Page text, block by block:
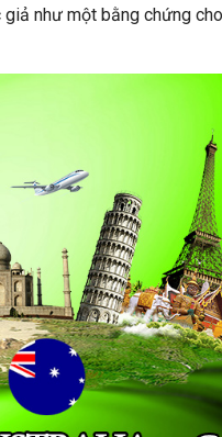
như một bằng chứng